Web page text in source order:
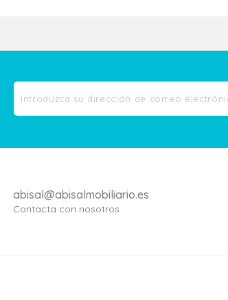
abisal@abisalmobiliario.es
Contacta con nosotros